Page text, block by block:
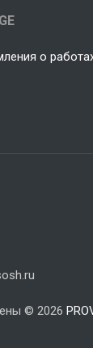
о
© 2026